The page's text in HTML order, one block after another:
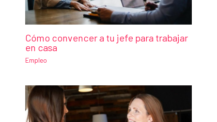
Cómo convencer a tu jefe para trabajar
en casa
Empleo